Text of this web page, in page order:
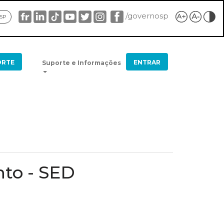
/governosp
Suporte e Informações ENTRAR
- SED